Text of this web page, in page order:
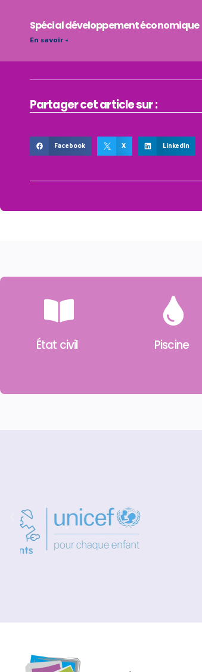
Spécial développement économique
En savoir +
Partager cet article sur :
Facebook X LinkedIn
État civil Piscine